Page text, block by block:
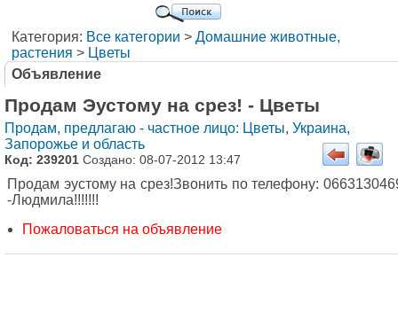
Категория: Все категории > Домашние животные,
растения > Цветы
Объявление
Продам Эустому на срез! - Цветы
Продам, предлагаю - частное лицо: Цветы, Украина,
Запорожье и область
Код: 239201 Создано: 08-07-2012 13:47
Продам эустому на срез!Звонить по телефону:
-Людмила!!!!!!!
Пожаловаться на объявление